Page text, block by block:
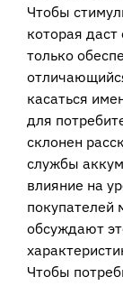
Чтобы
которая
только
касаться
для
склонен
службы
влияние на
покупателей
обсуждают
Чтобы